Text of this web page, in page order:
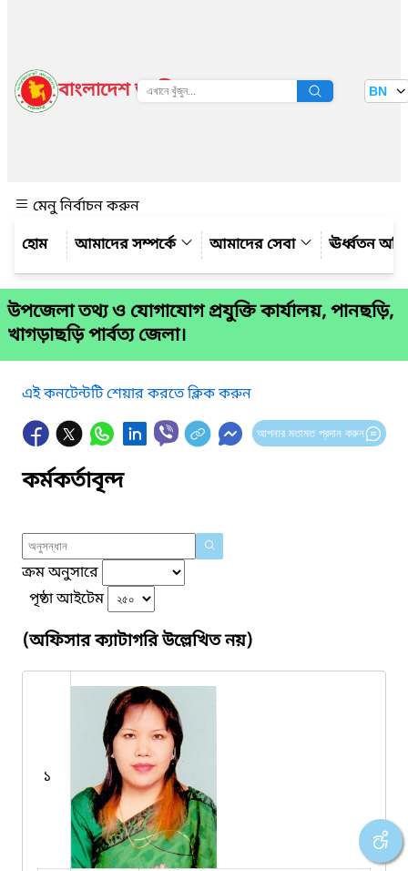
বাংলাদেশ জাতীয় তথ্য বাতায়ন BN
মেনু নির্বাচন করুন
আমাদের সম্পর্কে
আমাদের সেবা ঊর্ধ্বতন
উপজেলা তথ্য ও যোগাযোগ প্রযুক্তি কার্যালয়, পানছড়ি,
খাগড়াছড়ি পার্বত্য জেলা।
এই কনটেন্টটি শেয়ার করতে ক্লিক করুন
আপনার মতামত প্রদান করুন
কর্মকর্তাবৃন্দ
ক্রম অনুসারে
পৃষ্ঠা আইটেম
(অফিসার ক্যাটাগরি উল্লেখিত নয়)
১